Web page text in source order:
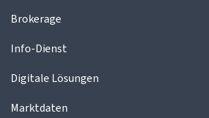
Brokerage
Info-Dienst
Digitale Lösungen
Marktdaten